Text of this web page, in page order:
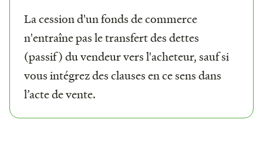
La cession d'un fonds de commerce
n'entraîne pas le transfert des dettes
(passif) du vendeur vers l'acheteur, sauf si
vous intégrez des clauses en ce sens dans
l’acte de vente.